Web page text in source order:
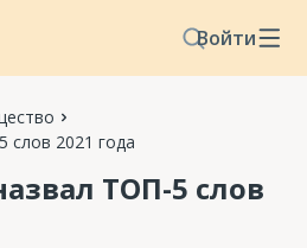
Войти
слов 2021 года
ТОП-5 слов